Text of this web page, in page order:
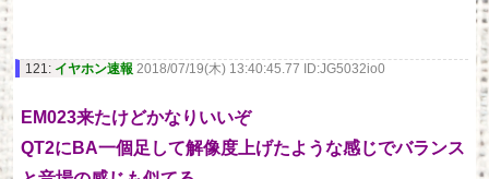
121: イヤホン速報 2018/07/19(木) 13:40:45.77 ID:JG5032io0
EM023来たけどかなりいいぞ
QT2にBA一個足して解像度上げたような感じでバランス